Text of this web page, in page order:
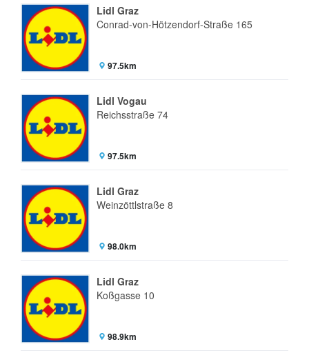
Lidl Graz
Conrad-von-Hötzendorf-Straße 165
97.5km
Lidl Vogau
Reichsstraße 74
97.5km
Lidl Graz
Weinzöttlstraße 8
98.0km
Lidl Graz
Koßgasse 10
98.9km